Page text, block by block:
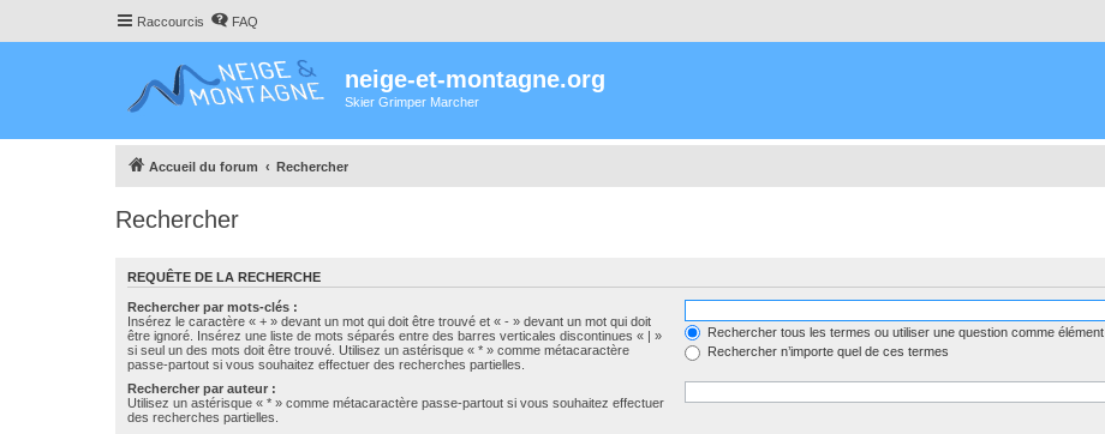
Raccourcis FAQ
neige-et-montagne.org
Skier Grimper Marcher
Accueil du forum Rechercher
Rechercher
REQUÊTE DE LA RECHERCHE
Rechercher par mots-clés :
Insérez le caractère « + » devant un mot qui doit être trouvé et « - » devant un mot qui doit
être ignoré. Insérez une liste de mots séparés entre des barres verticales discontinues « | »
si seul un des mots doit être trouvé. Utilisez un astérisque « * » comme métacaractère
passe-partout si vous souhaitez effectuer des recherches partielles.
Rechercher tous les termes ou utiliser une question comme élément
Rechercher n’importe quel de ces termes
Rechercher par auteur :
Utilisez un astérisque « * » comme métacaractère passe-partout si vous souhaitez effectuer
des recherches partielles.